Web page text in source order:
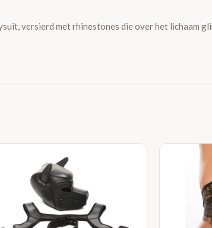
versierd met rhinestones die over het